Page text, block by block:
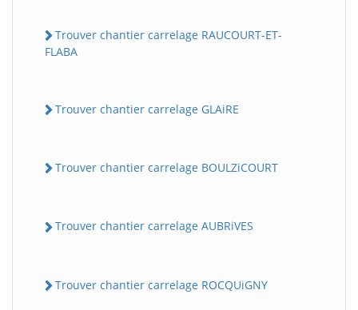
Trouver chantier carrelage RAUCOURT-ET-
FLABA
Trouver chantier carrelage GLAiRE
Trouver chantier carrelage BOULZiCOURT
Trouver chantier carrelage AUBRiVES
Trouver chantier carrelage ROCQUiGNY